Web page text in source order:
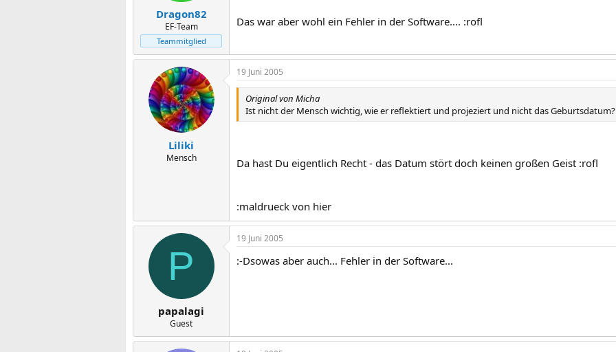
Dragon82
EF-Team
Teammitglied
Das war aber wohl ein Fehler in der Software.... :rofl
Liliki
Mensch
19 Juni 2005
Original von Micha
Ist nicht der Mensch wichtig, wie er reflektiert und projeziert und nicht das Geburtsdatum?
Da hast Du eigentlich Recht - das Datum stört doch keinen großen Geist :rofl
:maldrueck von hier
P
papalagi
Guest
19 Juni 2005
:-Dsowas aber auch... Fehler in der Software...